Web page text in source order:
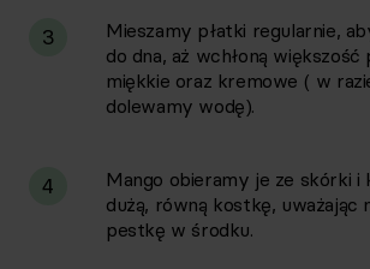
3
Mieszamy płatki regularnie,
do dna, aż wchłoną większość
miękkie oraz kremowe ( w
dolewamy wodę).
4
Mango obieramy je ze skórki i
dużą, równą kostkę, uważając
pestkę w środku.